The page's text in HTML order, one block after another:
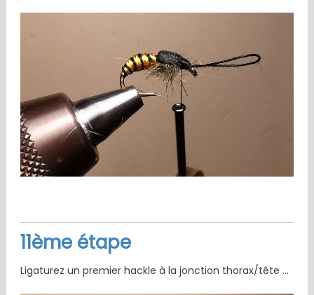
11ème étape
Ligaturez un premier hackle à la jonction thorax/tête …